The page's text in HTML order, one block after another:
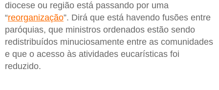
diocese ou região está passando por uma
“reorganização”. Dirá que está havendo fusões entre
paróquias, que ministros ordenados estão sendo
redistribuídos minuciosamente entre as comunidades
e que o acesso às atividades eucarísticas foi
reduzido.